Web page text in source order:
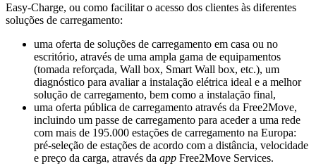
Easy-Charge, ou como facilitar o acesso dos clientes às diferentes
soluções de carregamento:
uma oferta de soluções de carregamento em casa ou no
escritório, através de uma ampla gama de equipamentos
(tomada reforçada, Wall box, Smart Wall box, etc.), um
diagnóstico para avaliar a instalação elétrica ideal e a melhor
solução de carregamento, bem como a instalação final,
uma oferta pública de carregamento através da Free2Move,
incluindo um passe de carregamento para aceder a uma rede
com mais de 195.000 estações de carregamento na Europa:
pré-seleção de estações de acordo com a distância, velocidade
e preço da carga, através da app Free2Move Services.